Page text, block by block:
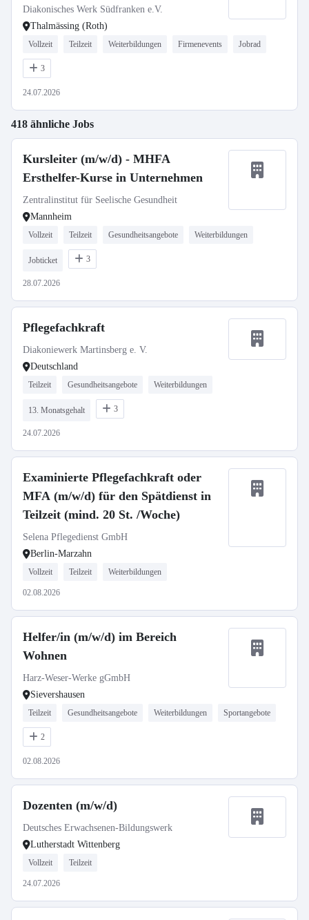
Diakonisches Werk Südfranken e.V.
Thalmässing (Roth)
Vollzeit Teilzeit Weiterbildungen Firmenevents Jobrad
3
24.07.2026
418 ähnliche Jobs
Kursleiter (m/w/d) - MHFA
Ersthelfer-Kurse in Unternehmen
Zentralinstitut für Seelische Gesundheit
Mannheim
Vollzeit Teilzeit Gesundheitsangebote Weiterbildungen
Jobticket 3
28.07.2026
Pflegefachkraft
Diakoniewerk Martinsberg e. V.
Deutschland
Teilzeit Gesundheitsangebote Weiterbildungen
13. Monatsgehalt 3
24.07.2026
Examinierte Pflegefachkraft oder
MFA (m/w/d) für den Spätdienst in
Teilzeit (mind. 20 St. /Woche)
Selena Pflegedienst GmbH
Berlin-Marzahn
Vollzeit Teilzeit Weiterbildungen
02.08.2026
Helfer/in (m/w/d) im Bereich
Wohnen
Harz-Weser-Werke gGmbH
Sievershausen
Teilzeit Gesundheitsangebote Weiterbildungen Sportangebote
2
02.08.2026
Dozenten (m/w/d)
Deutsches Erwachsenen-Bildungswerk
Lutherstadt Wittenberg
Vollzeit Teilzeit
24.07.2026